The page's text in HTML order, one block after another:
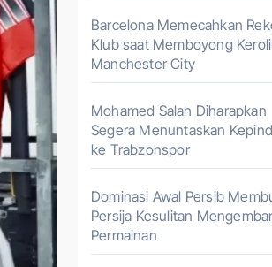
Barcelona Memecahkan
Klub saat Memboyong
Manchester City
Mohamed Salah Diharapkan
Segera Menuntaskan
ke Trabzonspor
Dominasi Awal Persib
Persija Kesulitan
Permainan